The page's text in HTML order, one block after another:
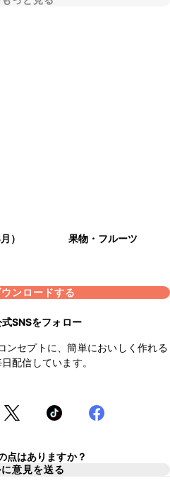
） 果物・フルーツ
ンロードする
SNSをフォロー
ンセプトに、簡単においしく作れる
配信しています。
点はありますか？
意見を送る